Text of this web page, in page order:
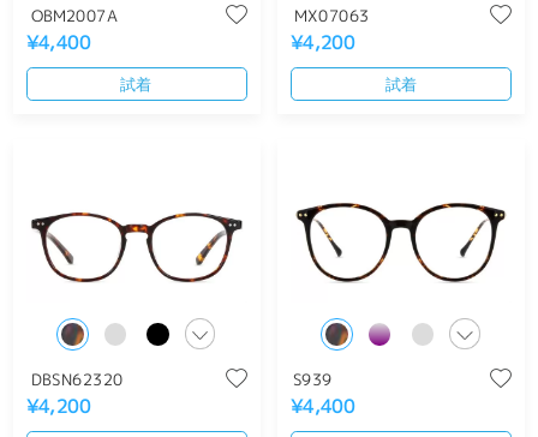
OBM2007A
¥4,400
試着
MX07063
¥4,200
試着
DBSN62320
¥4,200
S939
¥4,400